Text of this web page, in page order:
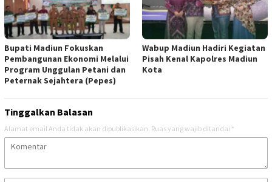
Bupati Madiun Fokuskan
Pembangunan Ekonomi Melalui
Program Unggulan Petani dan
Peternak Sejahtera (Pepes)
Wabup Madiun Hadiri Kegiatan
Pisah Kenal Kapolres Madiun
Kota
Tinggalkan Balasan
Alamat email Anda tidak akan dipublikasikan. Ruas yang wajib ditandai *